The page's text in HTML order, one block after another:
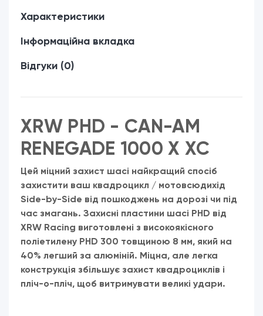
Характеристики
Інформаційна вкладка
Відгуки (0)
XRW PHD - CAN-AM
RENEGADE 1000 X XC
Цей міцний захист шасі найкращий спосіб
захистити ваш квадроцикл / мотовсюдихід
Side-by-Side від пошкоджень на дорозі чи під
час змагань. Захисні пластини шасі PHD від
XRW Racing виготовлені з високоякісного
поліетилену PHD 300 товщиною 8 мм, який на
40% легший за алюміній. Міцна, але легка
конструкція збільшує захист квадроциклів і
пліч-о-пліч, щоб витримувати великі удари.